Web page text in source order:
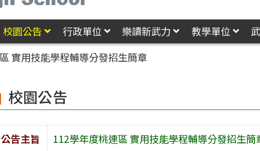
校園公告 行政單位 樂讀新武力 教學單位
實用技能學程輔導分發招生簡章
校園公告
公告主旨
112學年度桃連區 實用技能學程輔導分發招生簡